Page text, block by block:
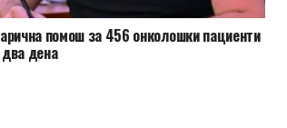
помош за 456 онколошки пациенти
дена